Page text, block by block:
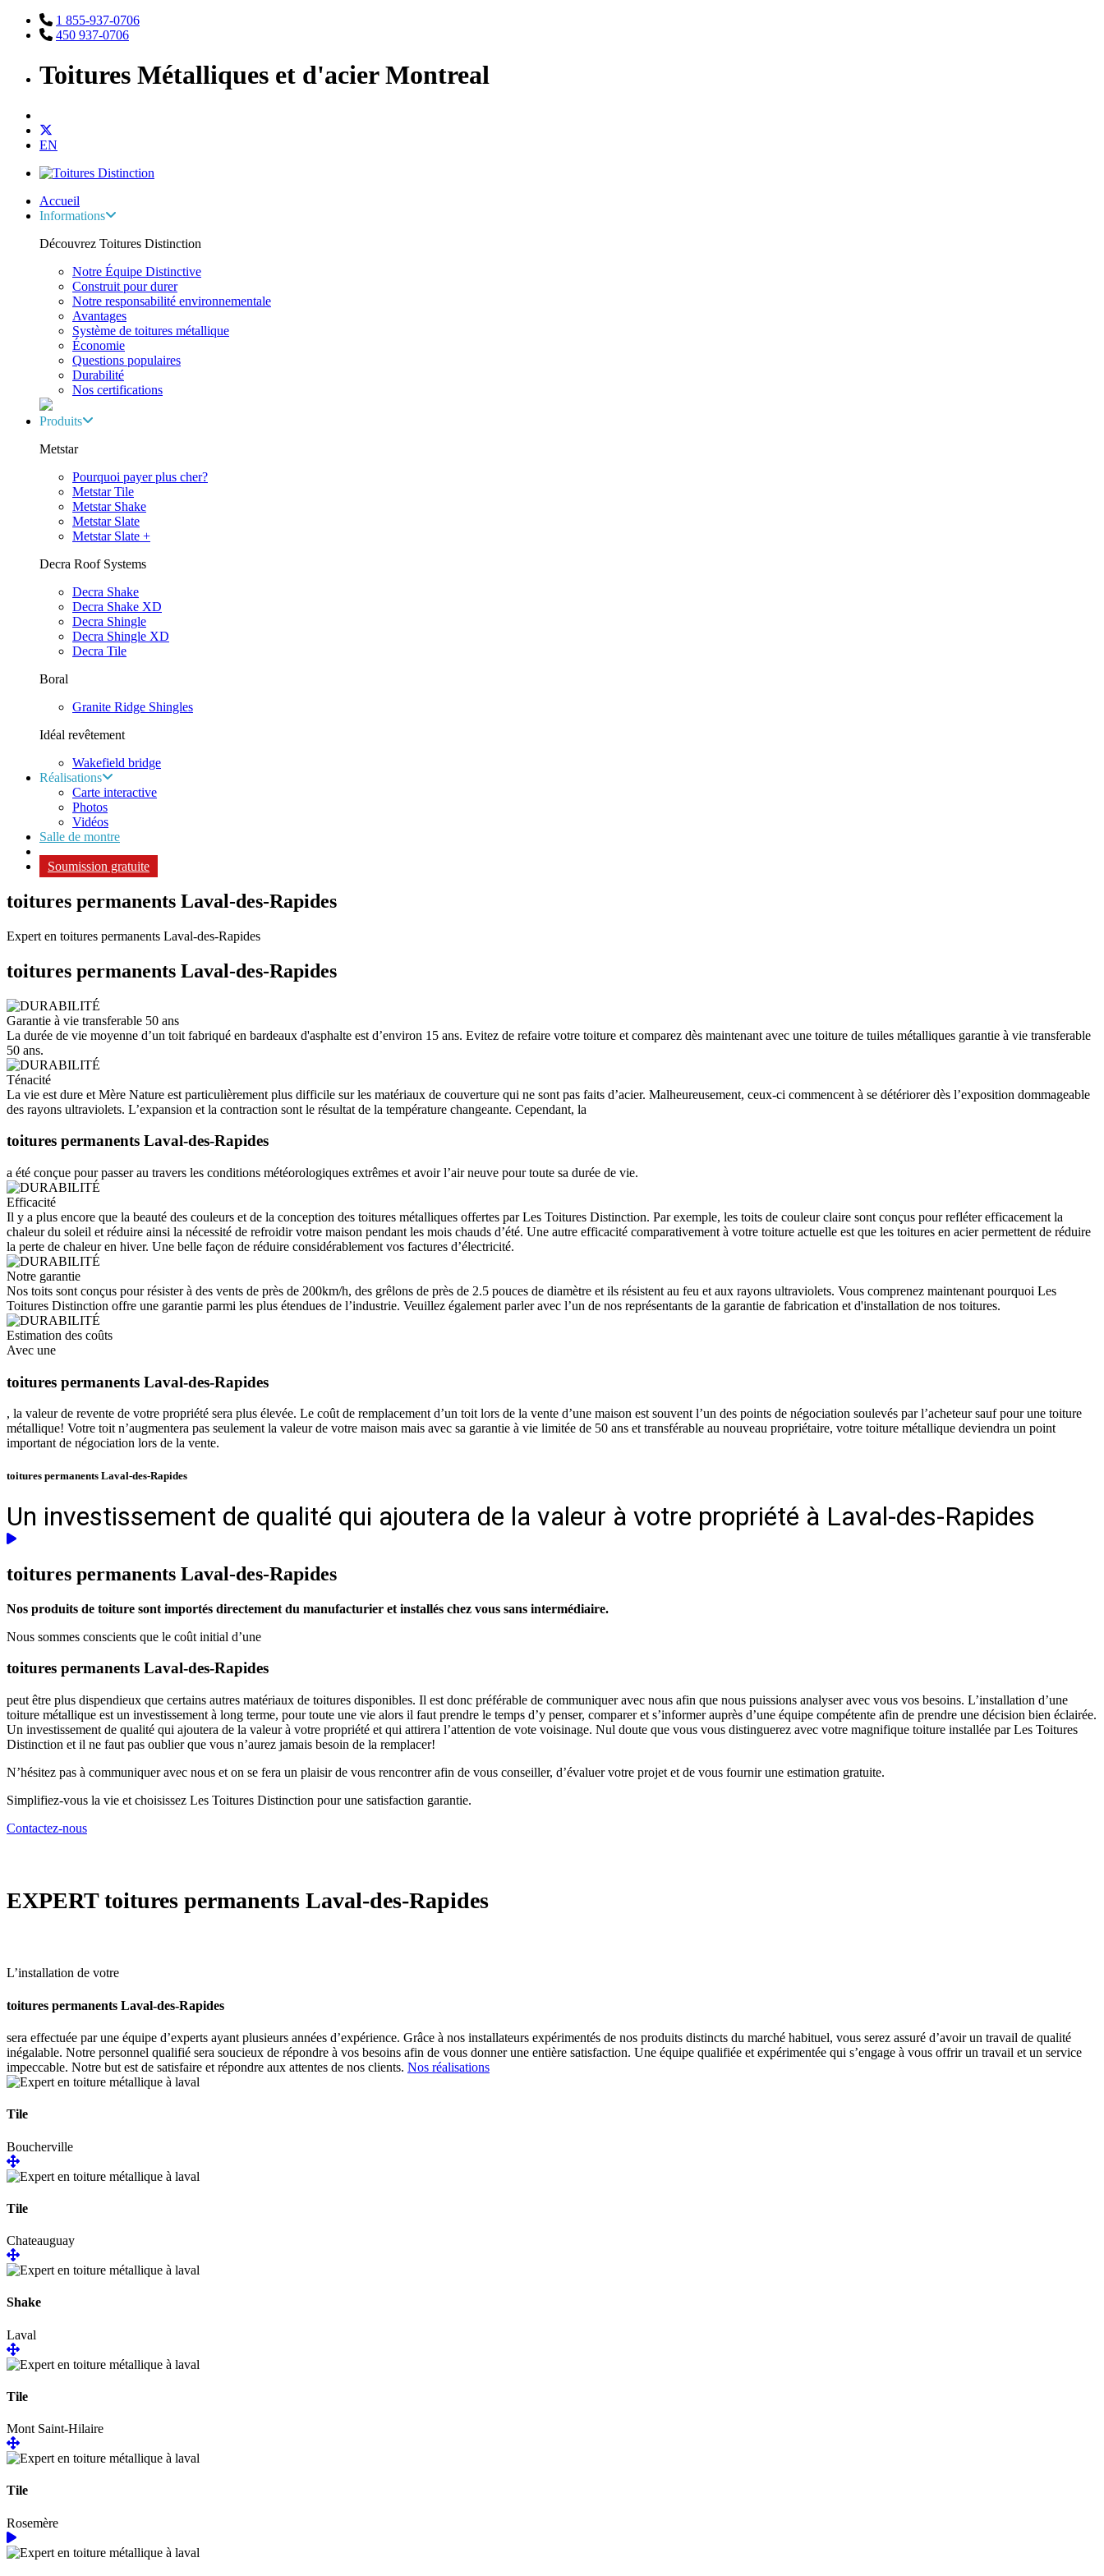
1 855-937-0706
450 937-0706
Toitures Métalliques et d'acier Montreal
EN
Accueil
Informations
Découvrez Toitures Distinction
Notre Équipe Distinctive
Construit pour durer
Notre responsabilité environnementale
Avantages
Système de toitures métallique
Économie
Questions populaires
Durabilité
Nos certifications
Produits
Metstar
Pourquoi payer plus cher?
Metstar Tile
Metstar Shake
Metstar Slate
Metstar Slate +
Decra Roof Systems
Decra Shake
Decra Shake XD
Decra Shingle
Decra Shingle XD
Decra Tile
Boral
Granite Ridge Shingles
Idéal revêtement
Wakefield bridge
Réalisations
Carte interactive
Photos
Vidéos
Salle de montre
Soumission gratuite
toitures permanents Laval-des-Rapides
Expert en toitures permanents Laval-des-Rapides
toitures permanents Laval-des-Rapides
Garantie à vie transferable 50 ans
La durée de vie moyenne d’un toit fabriqué en bardeaux d'asphalte est d’environ 15 ans. Evitez de refaire votre toiture et comparez dès maintenant avec une toiture de tuiles métalliques garantie à vie transferable
50 ans.
Ténacité
La vie est dure et Mère Nature est particulièrement plus difficile sur les matériaux de couverture qui ne sont pas faits d’acier. Malheureusement, ceux-ci commencent à se détériorer dès l’exposition dommageable
des rayons ultraviolets. L’expansion et la contraction sont le résultat de la température changeante. Cependant, la
toitures permanents Laval-des-Rapides
a été conçue pour passer au travers les conditions météorologiques extrêmes et avoir l’air neuve pour toute sa durée de vie.
Efficacité
Il y a plus encore que la beauté des couleurs et de la conception des toitures métalliques offertes par Les Toitures Distinction. Par exemple, les toits de couleur claire sont conçus pour refléter efficacement la
chaleur du soleil et réduire ainsi la nécessité de refroidir votre maison pendant les mois chauds d’été. Une autre efficacité comparativement à votre toiture actuelle est que les toitures en acier permettent de réduire
la perte de chaleur en hiver. Une belle façon de réduire considérablement vos factures d’électricité.
Notre garantie
Nos toits sont conçus pour résister à des vents de près de 200km/h, des grêlons de près de 2.5 pouces de diamètre et ils résistent au feu et aux rayons ultraviolets. Vous comprenez maintenant pourquoi Les
Toitures Distinction offre une garantie parmi les plus étendues de l’industrie. Veuillez également parler avec l’un de nos représentants de la garantie de fabrication et d'installation de nos toitures.
Estimation des coûts
Avec une
toitures permanents Laval-des-Rapides
, la valeur de revente de votre propriété sera plus élevée. Le coût de remplacement d’un toit lors de la vente d’une maison est souvent l’un des points de négociation soulevés par l’acheteur sauf pour une toiture
métallique! Votre toit n’augmentera pas seulement la valeur de votre maison mais avec sa garantie à vie limitée de 50 ans et transférable au nouveau propriétaire, votre toiture métallique deviendra un point
important de négociation lors de la vente.
toitures permanents Laval-des-Rapides
Un investissement de qualité qui ajoutera de la valeur à votre propriété à Laval-des-Rapides
toitures permanents Laval-des-Rapides
Nos produits de toiture sont importés directement du manufacturier et installés chez vous sans intermédiaire.
Nous sommes conscients que le coût initial d’une
toitures permanents Laval-des-Rapides
peut être plus dispendieux que certains autres matériaux de toitures disponibles. Il est donc préférable de communiquer avec nous afin que nous puissions analyser avec vous vos besoins. L’installation d’une
toiture métallique est un investissement à long terme, pour toute une vie alors il faut prendre le temps d’y penser, comparer et s’informer auprès d’une équipe compétente afin de prendre une décision bien éclairée.
Un investissement de qualité qui ajoutera de la valeur à votre propriété et qui attirera l’attention de vote voisinage. Nul doute que vous vous distinguerez avec votre magnifique toiture installée par Les Toitures
Distinction et il ne faut pas oublier que vous n’aurez jamais besoin de la remplacer!
N’hésitez pas à communiquer avec nous et on se fera un plaisir de vous rencontrer afin de vous conseiller, d’évaluer votre projet et de vous fournir une estimation gratuite.
Simplifiez-vous la vie et choisissez Les Toitures Distinction pour une satisfaction garantie.
Contactez-nous
EXPERTtoitures permanents Laval-des-Rapides
L’installation de votre
toitures permanents Laval-des-Rapides
sera effectuée par une équipe d’experts ayant plusieurs années d’expérience. Grâce à nos installateurs expérimentés de nos produits distincts du marché habituel, vous serez assuré d’avoir un travail de qualité
inégalable. Notre personnel qualifié sera soucieux de répondre à vos besoins afin de vous donner une entière satisfaction. Une équipe qualifiée et expérimentée qui s’engage à vous offrir un travail et un service
impeccable. Notre but est de satisfaire et répondre aux attentes de nos clients. Nos réalisations
Tile
Boucherville
Tile
Chateauguay
Shake
Laval
Tile
Mont Saint-Hilaire
Tile
Rosemère